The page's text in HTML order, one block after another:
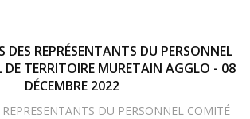
REPRÉSENTANTS DU PERSONNEL
DE TERRITOIRE MURETAIN AGGLO - 08
DÉCEMBRE 2022
DU PERSONNEL COMITÉ